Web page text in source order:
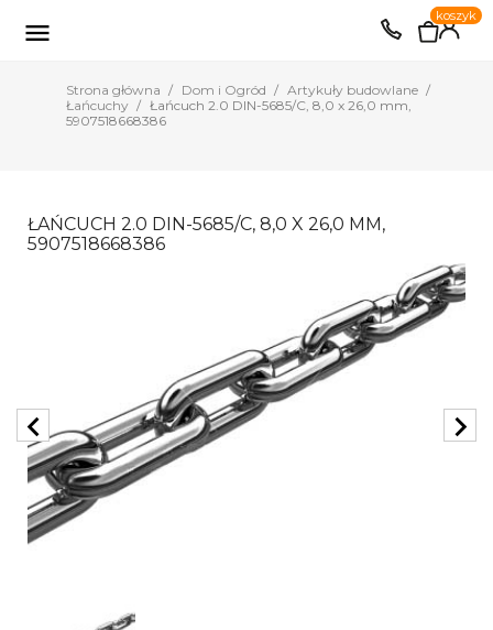
EUR PLN

0
koszyk
Strona główna Dom i Ogród
Artykuły budowlane
Łańcuchy
Łańcuch 2.0 DIN-5685/C, 8,0 x 26,0 mm,
5907518668386
ŁAŃCUCH 2.0 DIN-5685/C, 8,0 X 26,0 MM,
5907518668386
chevron_left chevron_right